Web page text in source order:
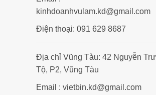
kinhdoanhvulam.kd@gmail.com
Điện thoại: 091 629 8687
Địa chỉ Vũng Tàu: 42 Nguyễn
Tộ, P2, Vũng Tàu
Email : vietbin.kd@gmail.com